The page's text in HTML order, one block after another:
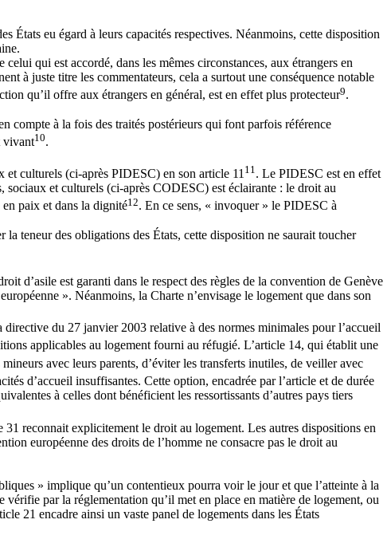
États eu égard à leurs capacités respectives. Néanmoins, cette disposition
qui est accordé, dans les mêmes circonstances, aux étrangers en
à juste titre les commentateurs, cela a surtout une conséquence notable
qu’il offre aux étrangers en général, est en effet plus protecteur9.
compte à la fois des traités postérieurs qui font parfois référence
vivant10.
culturels (ci-après PIDESC) en son article 11 11. Le PIDESC est en effet
et culturels (ci-après CODESC) est éclairante : le droit au
paix et dans la dignité12. En ce sens, « invoquer » le PIDESC à
teneur des obligations des États, cette disposition ne saurait toucher
d’asile est garanti dans le respect des règles de la convention de Genève
». Néanmoins, la Charte n’envisage le logement que dans son
du 27 janvier 2003 relative à des normes minimales pour l’accueil
applicables au logement fourni au réfugié. L’article 14, qui établit une
avec leurs parents, d’éviter les transferts inutiles, de veiller avec
d’accueil insuffisantes. Cette option, encadrée par l’article et de durée
à celles dont bénéficient les ressortissants d’autres pays tiers
reconnait explicitement le droit au logement. Les autres dispositions en
européenne des droits de l’homme ne consacre pas le droit au
» implique qu’un contentieux pourra voir le jour et que l’atteinte à la
par la réglementation qu’il met en place en matière de logement, ou
21 encadre ainsi un vaste panel de logements dans les États